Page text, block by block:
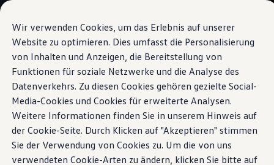
Wir verwenden Cookies, um das Erlebnis auf unserer
Website zu optimieren. Dies umfasst die Personalisierung
von Inhalten und Anzeigen, die Bereitstellung von
Funktionen für soziale Netzwerke und die Analyse des
Datenverkehrs. Zu diesen Cookies gehören gezielte Social-
Media-Cookies und Cookies für erweiterte Analysen.
Weitere Informationen finden Sie in unserem Hinweis auf
der Cookie-Seite. Durch Klicken auf "Akzeptieren" stimmen
Sie der Verwendung von Cookies zu. Um die von uns
verwendeten Cookie-Arten zu ändern, klicken Sie bitte auf
Passa al
contenuto
principale
Vai a
piè di
pagina
La sua configurazione
Modelli speciali UNITED
Consulenza e acquisto
Offerte attuali
Clienti aziendali e flotte
Veicoli in pronta consegna
Occasioni
Finanziamento
Calcolatore di leasing
Elettromobilità
Costi e finanziamenti
Ricarica e autonomia
Ricaricare a casa
eHybrid
Doppiamente